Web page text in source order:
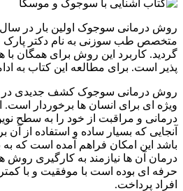
متخصص طب سوزنی به نام دکتر پارک
گردید. کاربرد این روش برای همگان
پذیر است. برای مطالعه این کتاب به
روش درمانی سوجوک کشف جدیدی در
ویژه ای برای انسان ها برخوردار
درمانی و مراقبت از خود را به سطح نوین
آنجایی که بسیار ساده و استفاده از
باشد این امکان فراهم آمده است که به
درمان آن ها نیازمند به کارگیری روش
حرفه ای بوده است با موفقیت و با
افراد پرداخت.